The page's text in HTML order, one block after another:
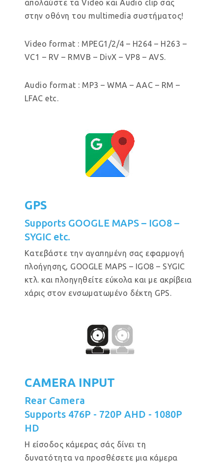
απολαύστε τα Video και Audio clip σας
στην οθόνη του multimedia συστήματος!
Video format : MPEG1/2/4 – H264 – H263 –
VC1 – RV – RMVB – DivX – VP8 – AVS.
Audio format : MP3 – WMA – AAC – RM –
LFAC etc.
GPS
Supports GOOGLE MAPS – IGO8 –
SYGIC etc.
Κατεβάστε την αγαπημένη σας εφαρμογή
πλοήγησης, GOOGLE MAPS – IGO8 – SYGIC
κτλ. και πλοηγηθείτε εύκολα και με ακρίβεια
χάρις στον ενσωματωμένο δέκτη GPS.
CAMERA INPUT
Rear Camera
Supports 476P - 720P AHD - 1080P
HD
Η είσοδος κάμερας σάς δίνει τη
δυνατότητα να προσθέσετε μια κάμερα